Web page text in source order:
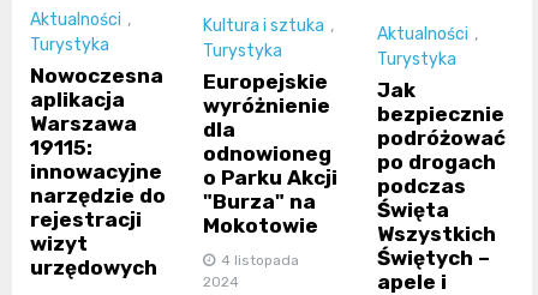
Aktualności ,
Turystyka
Nowoczesna
aplikacja
Warszawa
19115:
innowacyjne
narzędzie do
rejestracji
wizyt
urzędowych
Kultura i sztuka ,
Turystyka
Europejskie
wyróżnienie
dla
odnowioneg
o Parku Akcji
"Burza" na
Mokotowie
4 listopada
2024
Aktualności ,
Turystyka
Jak
bezpiecznie
podróżować
po drogach
podczas
Święta
Wszystkich
Świętych –
apele i